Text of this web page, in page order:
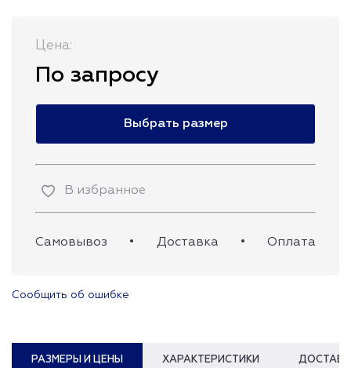
Цена:
По запросу
Выбрать размер
В избранное
Самовывоз • Доставка • Оплата
Сообщить об ошибке
РАЗМЕРЫ И ЦЕНЫ ХАРАКТЕРИСТИКИ